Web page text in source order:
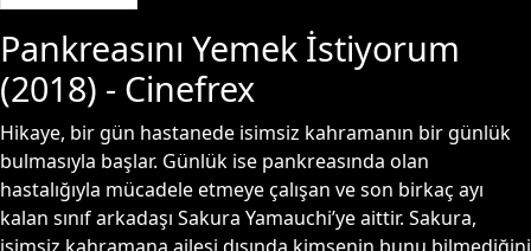
Pankreasını Yemek İstiyorum
(2018) - Cinefrex
Hikaye, bir gün hastanede isimsiz kahramanın bir günlük
bulmasıyla başlar. Günlük ise pankreasında olan
hastalığıyla mücadele etmeye çalışan ve son birkaç ayı
kalan sınıf arkadaşı Sakura Yamauchi’ye aittir. Sakura,